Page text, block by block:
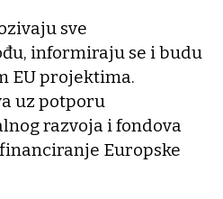
sve
informiraju se i budu
EU projektima.
uz potporu
razvoja i fondova
Europske